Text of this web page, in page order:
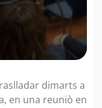
dimarts a
en una reuniò en